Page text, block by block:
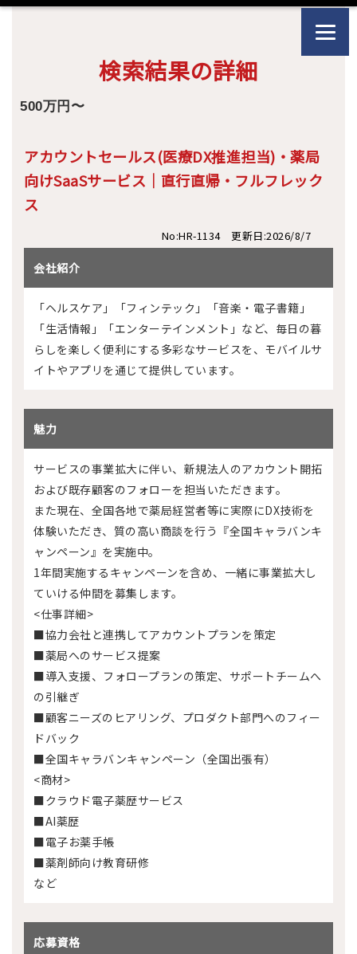
検索結果の詳細
500万円〜
アカウントセールス(医療DX推進担当)・薬局
向けSaaSサービス｜直行直帰・フルフレック
ス
No:HR-1134 更新日:2026/8/7
会社紹介
「ヘルスケア」「フィンテック」「音楽・電子書籍」
「生活情報」「エンターテインメント」など、毎日の暮
らしを楽しく便利にする多彩なサービスを、モバイルサ
イトやアプリを通じて提供しています。
魅力
サービスの事業拡大に伴い、新規法人のアカウント開拓
および既存顧客のフォローを担当いただきます。
また現在、全国各地で薬局経営者等に実際にDX技術を
体験いただき、質の高い商談を行う『全国キャラバンキ
ャンペーン』を実施中。
1年間実施するキャンペーンを含め、一緒に事業拡大し
ていける仲間を募集します。
<仕事詳細>
■協力会社と連携してアカウントプランを策定
■薬局へのサービス提案
■導入支援、フォロープランの策定、サポートチームへ
の引継ぎ
■顧客ニーズのヒアリング、プロダクト部門へのフィー
ドバック
■全国キャラバンキャンペーン（全国出張有）
<商材>
■クラウド電子薬歴サービス
■AI薬歴
■電子お薬手帳
■薬剤師向け教育研修
など
応募資格